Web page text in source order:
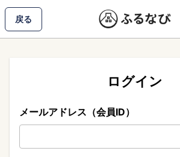
戻る
ログイン
メールアドレス（会員ID）